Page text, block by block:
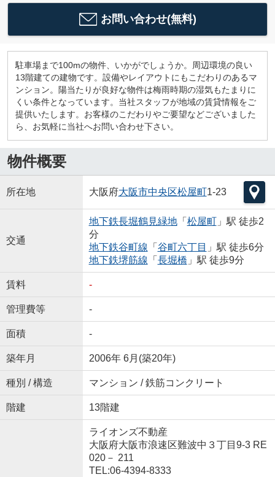
お問い合わせ(無料)
駐車場まで100mの物件、いかがでしょうか。周辺環境の良い
13階建ての建物です。設備やレイアウトにもこだわりのあるマ
ンション。陽当たりが良好な物件は梅雨時期の湿気もたまりに
くい条件となっています。当社スタッフが地域の賃貸情報をご
提供いたします。お客様のこだわりやご要望などございました
ら、お気軽に当社へお問い合わせ下さい。
物件概要
所在地 大阪府大阪市中央区松屋町1-23
交通
地下鉄長堀鶴見緑地「 松屋町」駅 徒歩2
分
地下鉄谷町線 「 谷町六丁目 」駅 徒歩6分
地下鉄堺筋線 「 長堀橋 」駅 徒歩9分
賃料 -
管理費等 -
面積 -
築年月 2006年 6月(築20年)
種別 / 構造 マンション / 鉄筋コンクリート
階建 13階建
ライオンズ不動産
大阪府大阪市浪速区難波中３丁目9-3 RE
020－ 211
TEL:06-4394-8333